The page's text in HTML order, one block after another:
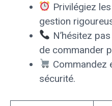
Privilégiez
gestion
N’hésitez
de commander
Commandez
sécurité.